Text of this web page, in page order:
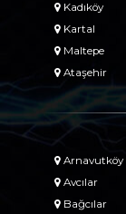
Kadıköy
Kartal
Maltepe
Ataşehir
Arnavutköy
Avcılar
Bağcılar